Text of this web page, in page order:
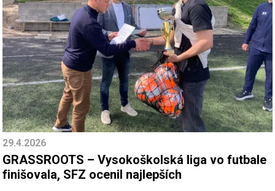
29.4.2026
GRASSROOTS – Vysokoškolská liga vo futbale
finišovala, SFZ ocenil najlepších